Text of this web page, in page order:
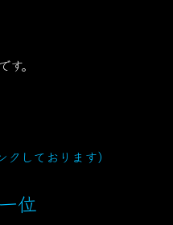
。
しております）
位